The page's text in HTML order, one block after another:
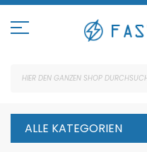
Direkt
Inhalt
ALLE KATEGORIEN